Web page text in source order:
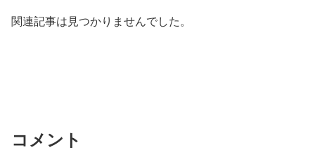
関連記事は見つかりませんでした。
コメント